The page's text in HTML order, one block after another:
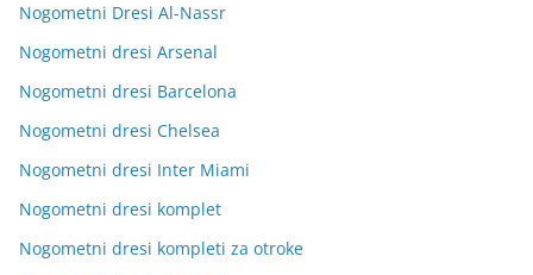
Nogometni Dresi Al-Nassr
Nogometni dresi Arsenal
Nogometni dresi Barcelona
Nogometni dresi Chelsea
Nogometni dresi Inter Miami
Nogometni dresi komplet
Nogometni dresi kompleti za otroke